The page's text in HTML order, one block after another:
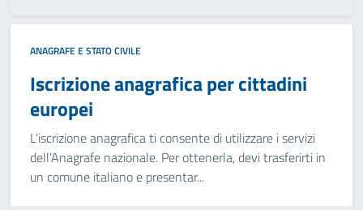
ANAGRAFE E STATO CIVILE
Iscrizione anagrafica per cittadini
europei
L’iscrizione anagrafica ti consente di utilizzare i servizi
dell’Anagrafe nazionale. Per ottenerla, devi trasferirti in
un comune italiano e presentar...